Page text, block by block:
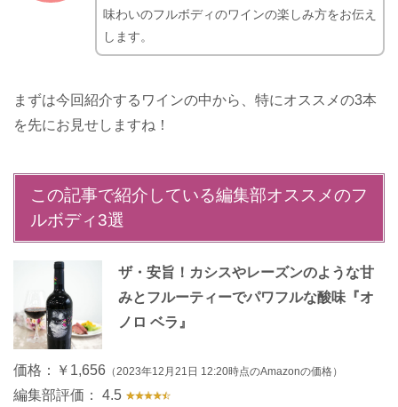
味わいのフルボディのワインの楽しみ方をお伝え
します。
まずは今回紹介するワインの中から、特にオススメの3本
を先にお見せしますね！
この記事で紹介している編集部オススメのフ
ルボディ3選
ザ・安旨！カシスやレーズンのような甘
みとフルーティーでパワフルな酸味『オ
ノロ ベラ』
価格： ￥1,656 （2023年12月21日 12:20時点のAmazonの価格）
編集部評価： 4.5